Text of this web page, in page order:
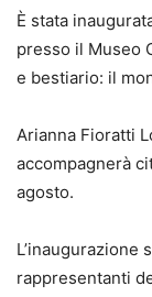
È stata
presso il Museo
e bestiario: il
Arianna Fioratti
accompagnerà
agosto.
L’inaugurazione
rappresentanti